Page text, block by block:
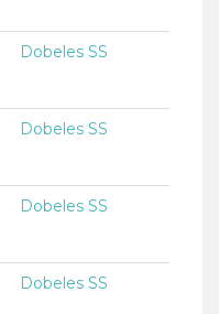
Dobeles SS
Dobeles SS
Dobeles SS
Dobeles SS